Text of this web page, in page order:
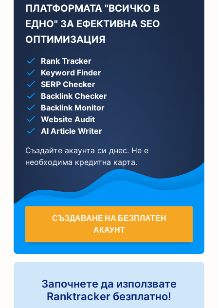
ПЛАТФОРМАТА "ВСИЧКО В
ЕДНО" ЗА ЕФЕКТИВНА SEO
ОПТИМИЗАЦИЯ
Rank Tracker
Keyword Finder
SERP Checker
Backlink Checker
Backlink Monitor
Website Audit
AI Article Writer
Създайте акаунта си днес. Не е
необходима кредитна карта.
СЪЗДАВАНЕ НА БЕЗПЛАТЕН
АКАУНТ
Започнете да използвате
Ranktracker безплатно!